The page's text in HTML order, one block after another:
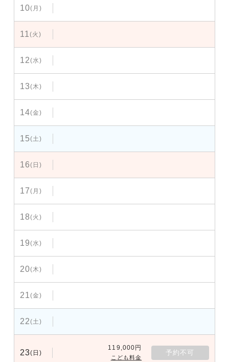
10(月)
11(火)
12(水)
13(木)
14(金)
15(土)
16(日)
17(月)
18(火)
19(水)
20(木)
21(金)
22(土)
23(日)
119,000円
こども料金
予約不可